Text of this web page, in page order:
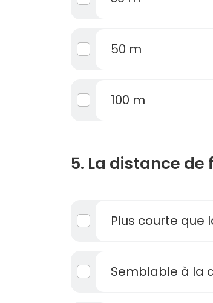
50 m
100 m
5. La distance de
Plus courte que
Semblable à la